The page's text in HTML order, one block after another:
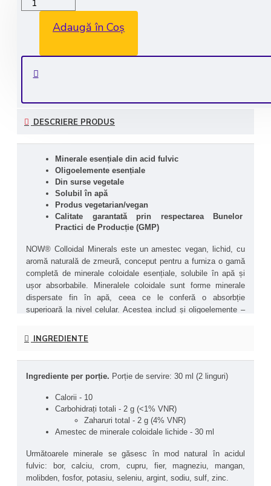
Adaugă în Coș
DESCRIERE PRODUS
Minerale esențiale din acid fulvic
Oligoelemente esențiale
Din surse vegetale
Solubil în apă
Produs vegetarian/vegan
Calitate garantată prin respectarea Bunelor
Practici de Producție (GMP)
NOW® Colloidal Minerals este un amestec vegan, lichid, cu
aromă naturală de zmeură, conceput pentru a furniza o gamă
completă de minerale coloidale esențiale, solubile în apă și
ușor absorbabile. Mineralele coloidale sunt forme minerale
dispersate fin în apă, ceea ce le conferă o absorbție
superioară la nivel celular. Acestea includ și oligoelemente –
esențiale pentru numeroase procese biologice.
bogate în nutrienți, păstrate într-un mediu natural
Fiecare porție de 30 ml furnizează o varietate de minerale
esențiale – inclusiv magneziu, calciu, potasiu, fier, zinc și alte
oligoelemente – care pot lipsi din dieta modernă, mai ales în
cazul alimentelor procesate sau cultivate pe soluri sărace în
nutrienți.
NOW® Colloidal Minerals conține în mod natural acizi fulvici,
INGREDIENTE
Ingrediente per porție. Porție de servire: 30 ml (2 linguri)
Calorii - 10
Carbohidrați totali - 2 g (<1% VNR)
Zaharuri total - 2 g (4% VNR)
Amestec de minerale coloidale lichide - 30 ml
Următoarele minerale se găsesc în mod natural în acidul
fulvic: bor, calciu, crom, cupru, fier, magneziu, mangan,
molibden, fosfor, potasiu, seleniu, argint, sodiu, sulf, zinc.